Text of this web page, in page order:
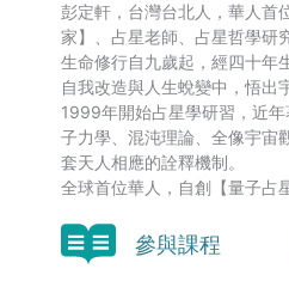
彭定軒，台灣台北人，華人首
家】、占星老師、占星哲學研
生命修行自九歲起，經四十年
自我改造與人生蛻變中，悟出
1999年開始占星學研習，近
子力學、混沌理論、全像宇宙
套天人相應的詮釋機制。
全球首位華人，自創【量子占
參與課程